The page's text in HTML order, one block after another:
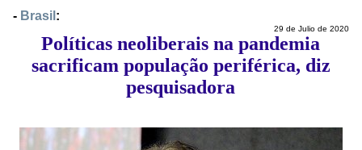
- Brasil :
29 de Julio de 2020
Políticas neoliberais na pandemia
sacrificam população periférica, diz
pesquisadora